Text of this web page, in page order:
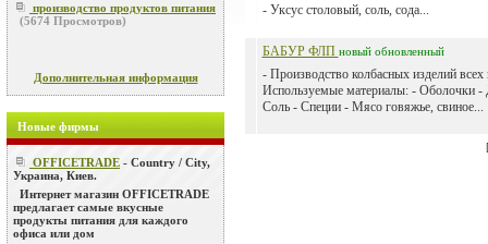
производство продуктов питания
(5674 Просмотров)
Дополнительная информация
Новые фирмы
OFFICETRADE - Country / City,
Украина, Киев.
Интернет магазин OFFICETRADE
предлагает самые вкусные
продукты питания для каждого
офиса или дом
- Уксус столовый, соль, сода...
БАБУР ФЛП новый обновленный
- Производство колбасных изделий всех
Используемые материалы: - Оболочки -
Соль - Специи - Мясо говяжье, свиное...